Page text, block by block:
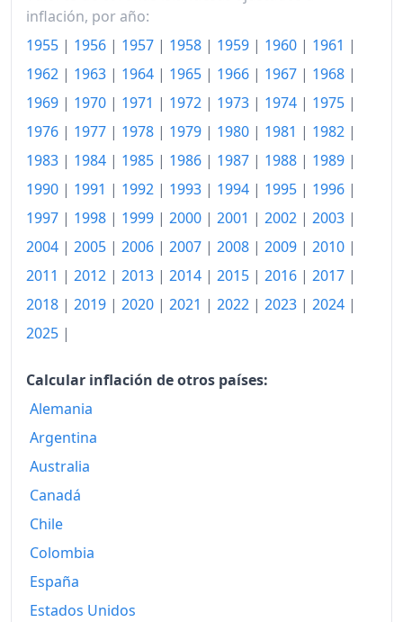
2000
240.23
2001
255.62
2002
268.91
2003
274.43
2004
283.10
2005
294.39
314.07
2007
329.94
2008
2009
416.46
2010
2011
2013
2014
2015
inflación, por año:
1955 | 1956 | 1957 | 1958 | 1959 | 1960 | 1961 |
1962 | 1963 | 1964 | 1965 | 1966 | 1967 | 1968 |
1969 | 1970 | 1971 | 1972 | 1973 | 1974 | 1975 |
1976 | 1977 | 1978 | 1979 | 1980 | 1981 | 1982 |
1983 | 1984 | 1985 | 1986 | 1987 | 1988 | 1989 |
1990 | 1991 | 1992 | 1993 | 1994 | 1995 | 1996 |
1997 | 1998 | 1999 | 2000 | 2001 | 2002 | 2003 |
2004 | 2005 | 2006 | 2007 | 2008 | 2009 | 2010 |
2011 | 2012 | 2013 | 2014 | 2015 | 2016 | 2017 |
2018 | 2019 | 2020 | 2021 | 2022 | 2023 | 2024 |
2025 |
Calcular inflación de otros países:
Alemania
Argentina
Australia
Canadá
Chile
Colombia
España
Estados Unidos